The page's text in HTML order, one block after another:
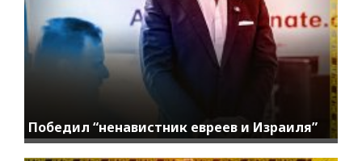
Победил “ненавистник евреев и Израиля”